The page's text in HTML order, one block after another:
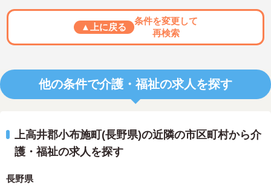
▲上に戻る
条件を変更して
再検索
他の条件で介護・福祉の求人を探す
上高井郡小布施町(長野県)の近隣の市区町村から介
護・福祉の求人を探す
長野県